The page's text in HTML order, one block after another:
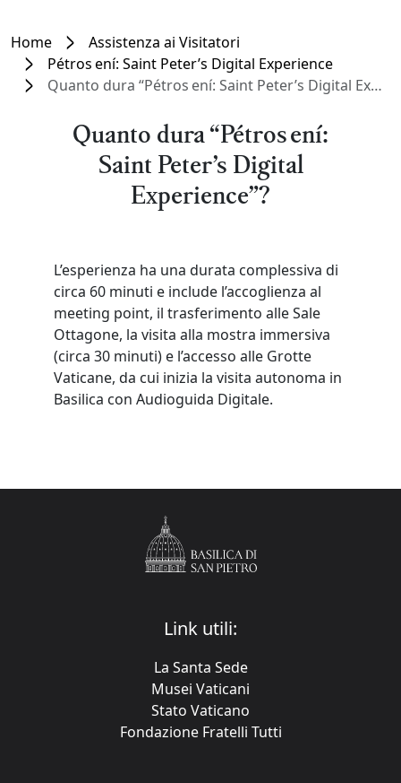
Home
Assistenza ai Visitatori
Pétros ení: Saint Peter’s Digital Experience
Quanto dura “Pétros ení: Saint Peter’s Digital Experience”?
Quanto dura “Pétros ení:
Saint Peter’s Digital
Experience”?
L’esperienza ha una durata complessiva di
circa 60 minuti e include l’accoglienza al
meeting point, il trasferimento alle Sale
Ottagone, la visita alla mostra immersiva
(circa 30 minuti) e l’accesso alle Grotte
Vaticane, da cui inizia la visita autonoma in
Basilica con Audioguida Digitale.
Link utili:
La Santa Sede
Musei Vaticani
Stato Vaticano
Fondazione Fratelli Tutti